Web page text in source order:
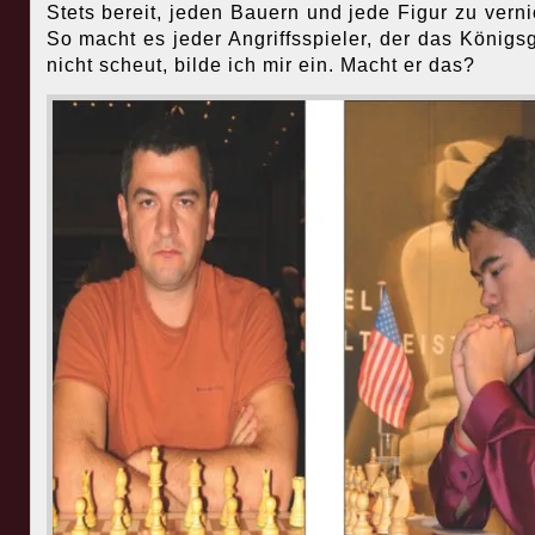
Stets bereit, jeden Bauern und jede Figur zu
So macht es jeder Angriffsspieler, der das
nicht scheut, bilde ich mir ein. Macht er das?